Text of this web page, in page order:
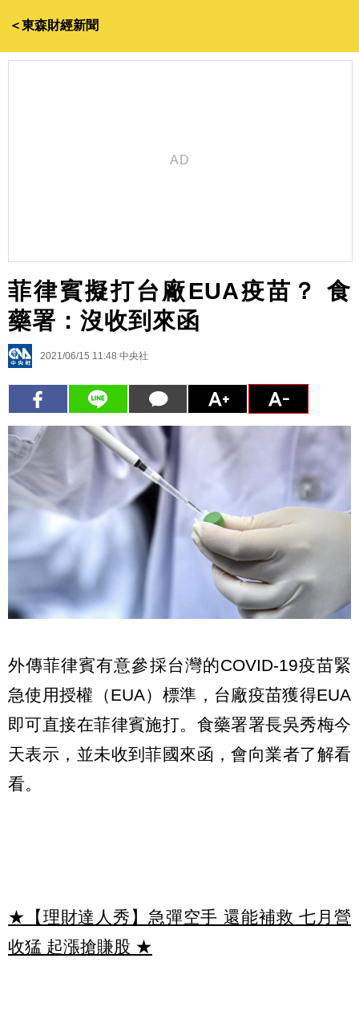
＜東森財經新聞
菲律賓擬打台廠EUA疫苗？ 食
藥署：沒收到來函
2021/06/15 11:48 中央社
外傳菲律賓有意參採台灣的COVID-19疫苗緊
急使用授權（EUA）標準，台廠疫苗獲得EUA
即可直接在菲律賓施打。食藥署署長吳秀梅今
天表示，並未收到菲國來函，會向業者了解看
看。
★【理財達人秀】急彈空手 還能補救 七月營
收猛 起漲搶賺股 ★